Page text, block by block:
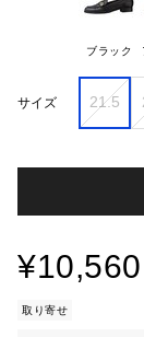
ブラック
サイズ 21.5
¥10,560
取り寄せ